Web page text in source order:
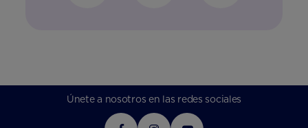
Únete a nosotros en las redes sociales